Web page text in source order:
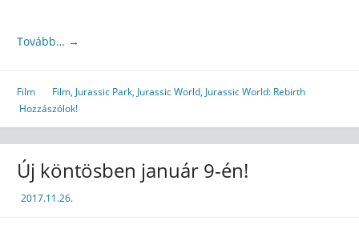
Tovább… →
Film Film, Jurassic Park, Jurassic World, Jurassic World: Rebirth
Hozzászólok!
Új köntösben január 9-én!
2017.11.26.